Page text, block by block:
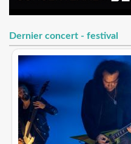
Dernier concert - festival